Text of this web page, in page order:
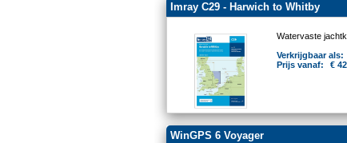
Imray C29 - Harwich to Whitby
Watervaste
Verkrijgbaar als:
Prijs vanaf:
€
WinGPS 6 Voyager